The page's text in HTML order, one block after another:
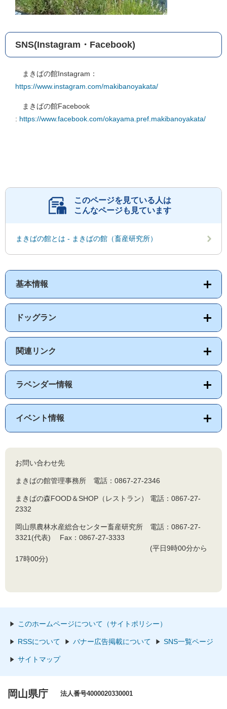
SNS(Instagram・Facebook)
まきばの館Instagram：
https://www.instagram.com/makibanoyakata/
まきばの館Facebook
: https://www.facebook.com/okayama.pref.makibanoyakata/
このページを見ている人は
こんなページも見ています
まきばの館とは - まきばの館（畜産研究所）
基本情報
ドッグラン
関連リンク
ラベンダー情報
イベント情報
お問い合わせ先
まきばの館管理事務所 電話：0867-27-2346
まきばの森FOOD＆SHOP（レストラン） 電話：0867-27-
2332
岡山県農林水産総合センター畜産研究所 電話：0867-27-
3321(代表) Fax：0867-27-3333
(平日9時00分から
17時00分)
このホームページについて（サイトポリシー）
RSSについて バナー広告掲載について SNS一覧ページ
サイトマップ
岡山県庁 法人番号4000020330001